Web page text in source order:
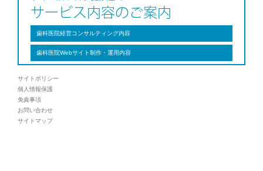
歯科医院経営コンサルティング内容
歯科医院Webサイト制作・運用内容
サイトポリシー
個人情報保護
免責事項
お問い合わせ
サイトマップ